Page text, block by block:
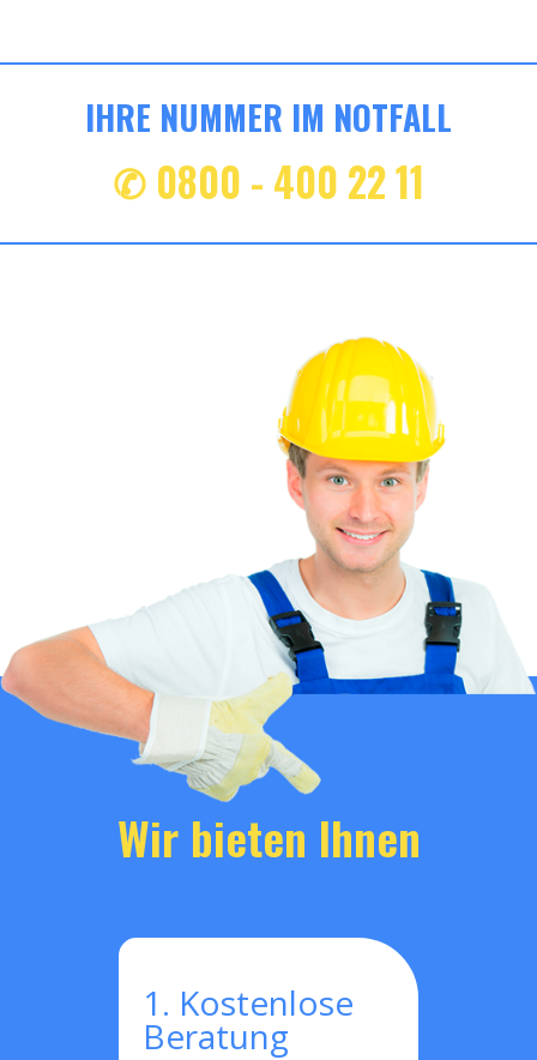
IHRE NUMMER IM NOTFALL
✆ 0800 - 400 22 11
Wir bieten Ihnen
1. Kostenlose
Beratung